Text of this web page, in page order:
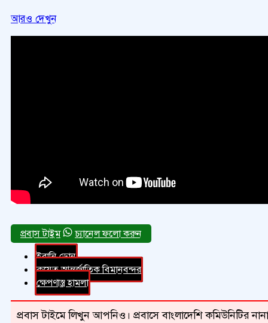
আরও দেখুন
চ্যানেল ফলো করুন
ইরানি ড্রোন
কুয়েত আন্তর্জাতিক বিমানবন্দর
ক্ষেপণাস্ত্র হামলা
প্রবাস টাইমে লিখুন আপনিও। প্রবাসে বাংলাদেশি কমিউনিটির